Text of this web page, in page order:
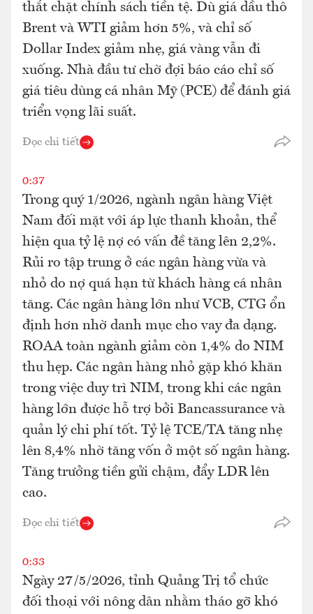
thắt chặt chính sách tiền tệ. Dù giá dầu thô
Brent và WTI giảm hơn 5%, và chỉ số
Dollar Index giảm nhẹ, giá vàng vẫn đi
xuống. Nhà đầu tư chờ đợi báo cáo chỉ số
giá tiêu dùng cá nhân Mỹ (PCE) để đánh giá
triển vọng lãi suất.
Đọc chi tiết
0:37
Trong quý 1/2026, ngành ngân hàng Việt
Nam đối mặt với áp lực thanh khoản, thể
hiện qua tỷ lệ nợ có vấn đề tăng lên 2,2%.
Rủi ro tập trung ở các ngân hàng vừa và
nhỏ do nợ quá hạn từ khách hàng cá nhân
tăng. Các ngân hàng lớn như VCB, CTG ổn
định hơn nhờ danh mục cho vay đa dạng.
ROAA toàn ngành giảm còn 1,4% do NIM
thu hẹp. Các ngân hàng nhỏ gặp khó khăn
trong việc duy trì NIM, trong khi các ngân
hàng lớn được hỗ trợ bởi Bancassurance và
quản lý chi phí tốt. Tỷ lệ TCE/TA tăng nhẹ
lên 8,4% nhờ tăng vốn ở một số ngân hàng.
Tăng trưởng tiền gửi chậm, đẩy LDR lên
cao.
Đọc chi tiết
0:33
Ngày 27/5/2026, tỉnh Quảng Trị tổ chức
đối thoại với nông dân nhằm tháo gỡ khó